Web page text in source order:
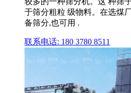
于筛分粗粒 级物料。在选煤
备筛分,也可用 .
联系电话: 180 3780 8511